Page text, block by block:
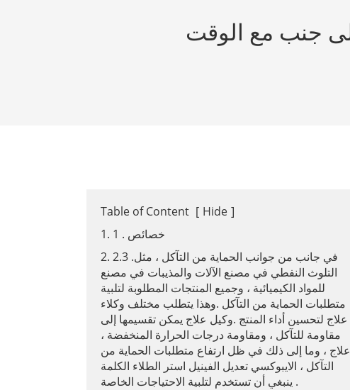
Table of Content [ Hide ]
1. 1 . خصائص
2. 2.3 .في جانب من جوانب الحماية من التآكل ، مثل
التلوث النفطي في مصنع الآلات والمذيبات في مصنع
للمواد الكيميائية ، وجميع المنتجات المطلوبة لتلبية
متطلبات الحماية من التآكل .وهذا يتطلب مختلف وكلاء
علاج لتحسين أداء المنتج .وكيل علاج يمكن تقسيمها إلى
مقاومة للتآكل ، ومقاومة درجات الحرارة المنخفضة ،
علاج ، وما إلى ذلك في ظل ارتفاع متطلبات الحماية من
التآكل ، الايبوكسي تعديل الفينيل استر الطلاء الكلمة
ينبغي أن تستخدم لتلبية الاحتياجات الخاصة .